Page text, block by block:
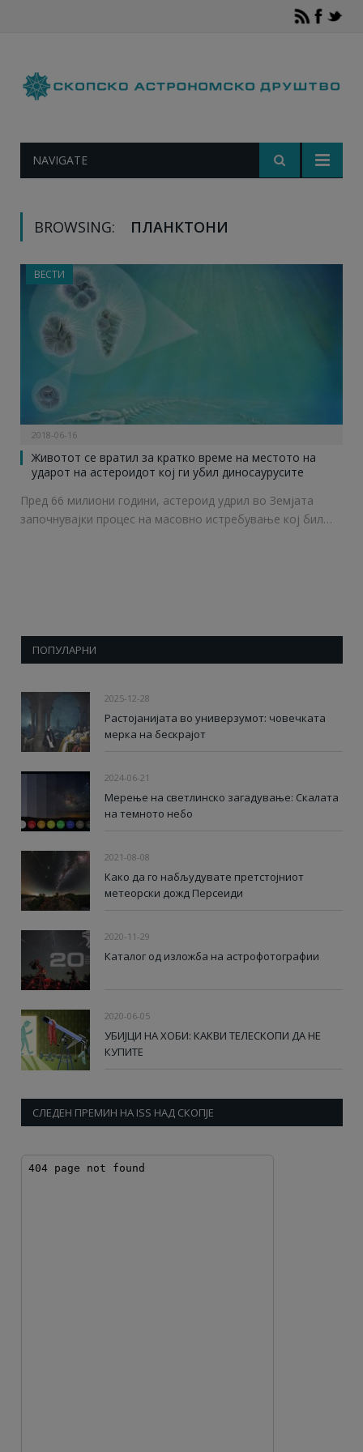
NAVIGATE
BROWSING: ПЛАНКТОНИ
ВЕСТИ
2018-06-16
Животот се вратил за кратко време на местото на
ударот на астероидот кој ги убил диносаурусите
Пред 66 милиони години, астероид удрил во Земјата
започнувајки процес на масовно истребување кој бил…
ПОПУЛАРНИ
2025-12-28
Растојанијата во универзумот: човечката
мерка на бескрајот
2024-06-21
Мерење на светлинско загадување: Скалата
на темното небо
2021-08-08
Како да го набљудувате претстојниот
метеорски дожд Персеиди
2020-11-29
Каталог од изложба на астрофотографии
2020-06-05
УБИЈЦИ НА ХОБИ: КАКВИ ТЕЛЕСКОПИ ДА НЕ
КУПИТЕ
СЛЕДЕН ПРЕМИН НА ISS НАД СКОПЈЕ